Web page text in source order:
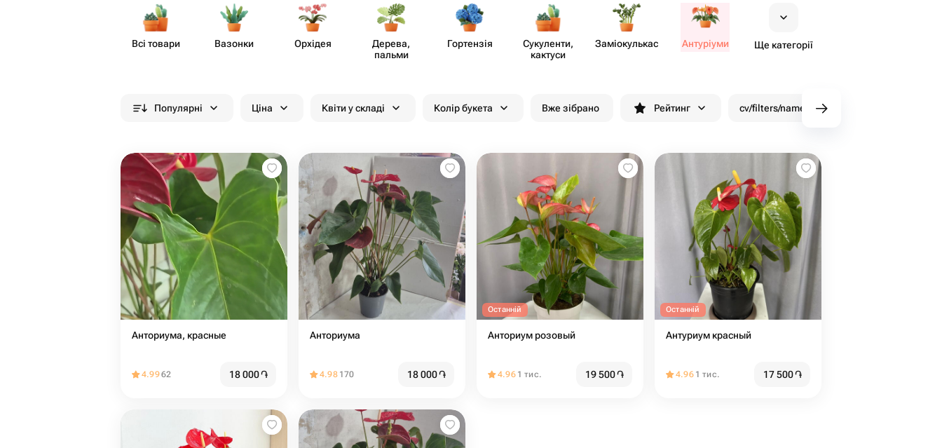
Всі товари Вазонки Орхідея
Дерева,
пальми
Гортензія
Суку​ленти,
кактуси
Заміок​улькас Антуріуми Ще категорії
Популярні Ціна Квіти у складі Колір букета Вже зібрано Рейтинг cv/filters/name_fast_delivery
Анториума, красные
4.9962 18 000֏
Анториума
4.98 170 18 000֏
Останній
Анториум розовый
4.96 1 тис. 19 500֏
Останній
Антуриум красный
4.96 1 тис. 17 500֏